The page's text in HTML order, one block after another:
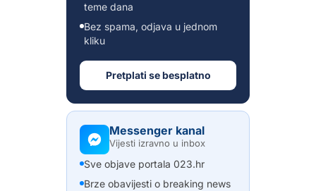
teme dana
Bez spama, odjava u jednom
kliku
Pretplati se besplatno
Messenger kanal
Vijesti izravno u inbox
Sve objave portala 023.hr
Brze obavijesti o breaking news